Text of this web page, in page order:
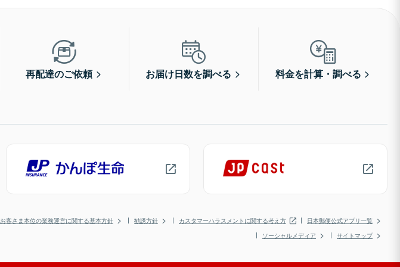
再配達のご依頼 お届け日数を調べる 料金を計算・調べる
お客さま本位の業務運営に関する基本方針 勧誘方針 カスタマーハラスメントに関する考え方
日本郵便公式アプリ一覧
ソーシャルメディア
サイトマップ